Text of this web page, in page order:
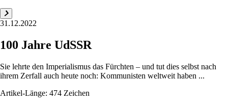
31.12.2022
100 Jahre UdSSR
Sie lehrte den Imperialismus das Fürchten – und tut dies selbst nach
ihrem Zerfall auch heute noch: Kommunisten weltweit haben ...
Artikel-Länge: 474 Zeichen